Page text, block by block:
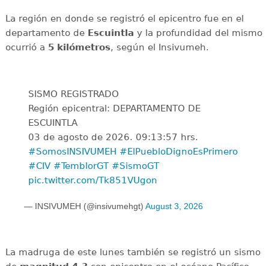
La región en donde se registró el epicentro fue en el
departamento de Escuintla y la profundidad del mismo
ocurrió a 5 kilómetros, según el Insivumeh.
SISMO REGISTRADO
Región epicentral: DEPARTAMENTO DE
ESCUINTLA
03 de agosto de 2026. 09:13:57 hrs.
#SomosINSIVUMEH #ElPuebloDignoEsPrimero
#CIV #TemblorGT #SismoGT
pic.twitter.com/Tk851VUgon
— INSIVUMEH (@insivumehgt) August 3, 2026
La madruga de este lunes también se registró un sismo